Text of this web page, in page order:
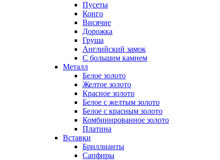
Пусеты
Конго
Висячие
Дорожка
Груша
Английский замок
С большим камнем
Металл
Белое золото
Желтое золото
Красное золото
Белое с желтым золото
Белое с красным золото
Комбинированное золото
Платина
Вставки
Бриллианты
Сапфиры